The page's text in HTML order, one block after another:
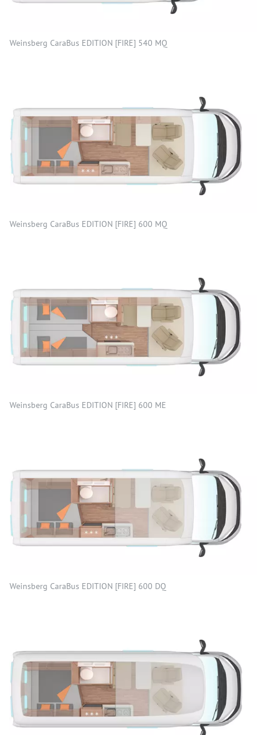
Weinsberg CaraBus EDITION [FIRE] 540 MQ
Weinsberg CaraBus EDITION [FIRE] 600 MQ
Weinsberg CaraBus EDITION [FIRE] 600 ME
Weinsberg CaraBus EDITION [FIRE] 600 DQ